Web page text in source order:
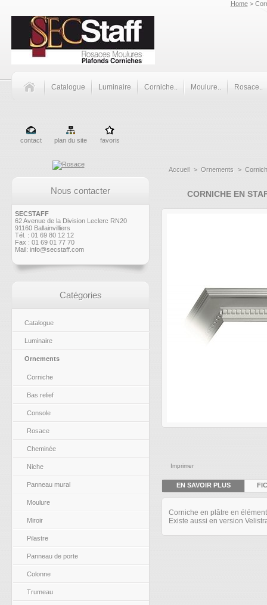
Home>
Catalogue Luminaire Corniche.. Moulure.. Rosace..
contact plan du site favoris
Nous contacter
SECSTAFF
62 Avenue de la Division Leclerc RN20
91160 Ballainvilliers
Tél. : 01 69 80 12 12
Fax : 01 69 01 77 70
Mail: info@secstaff.com
Catégories
Catalogue
Luminaire
Ornements
Corniche
Bas relief
Console
Rosace
Cheminée
Niche
Panneau mural
Moulure
Miroir
Pilastre
Panneau de porte
Colonne
Trumeau
Accueil > Ornements >
CORNICHE EN
Imprimer
EN SAVOIR PLUS
Corniche en plâtre en
Existe aussi en version